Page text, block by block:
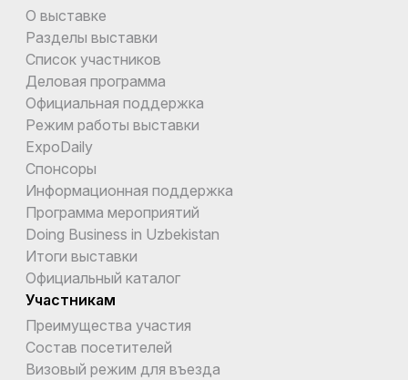
О выставке
Разделы выставки
Список участников
Деловая программа
Официальная поддержка
Режим работы выставки
ExpoDaily
Спонсоры
Информационная поддержка
Программа мероприятий
Doing Business in Uzbekistan
Итоги выставки
Официальный каталог
Участникам
Преимущества участия
Состав посетителей
Визовый режим для въезда